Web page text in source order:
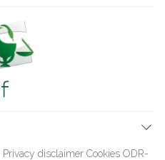
Privacy disclaimer Cookies ODR-